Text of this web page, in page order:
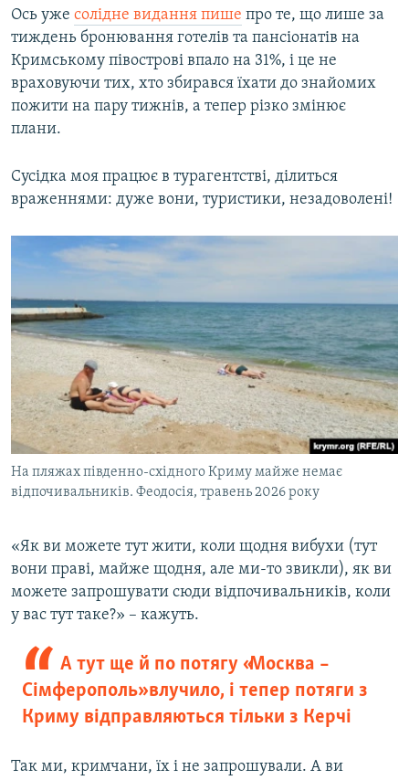
Ось уже солідне видання пише про те, що лише за
тиждень бронювання готелів та пансіонатів на
Кримському півострові впало на 31%, і це не
враховуючи тих, хто збирався їхати до знайомих
пожити на пару тижнів, а тепер різко змінює
плани.
Сусідка моя працює в турагентстві, ділиться
враженнями: дуже вони, туристики, незадоволені!
На пляжах південно-східного Криму майже немає
відпочивальників. Феодосія, травень 2026 року
«Як ви можете тут жити, коли щодня вибухи (тут
вони праві, майже щодня, але ми-то звикли), як ви
можете запрошувати сюди відпочивальників, коли
у вас тут таке?» – кажуть.
А тут ще й по потягу «Москва –
Сімферополь» влучило, і тепер потяги з
Криму відправляються тільки з Керчі
Так ми, кримчани, їх і не запрошували. А ви